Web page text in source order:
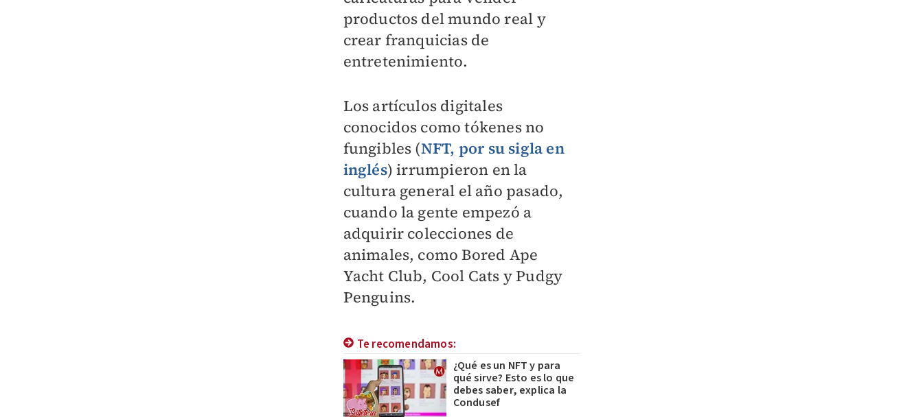
productos del mundo real y
crear franquicias de
entretenimiento.
Los artículos digitales
conocidos como tókenes no
fungibles (NFT, por su sigla en
inglés) irrumpieron en la
cultura general el año pasado,
cuando la gente empezó a
adquirir colecciones de
animales, como Bored Ape
Yacht Club, Cool Cats y Pudgy
Penguins.
Te recomendamos:
¿Qué es un NFT y para
qué sirve? Esto es lo que
debes saber, explica la
Condusef